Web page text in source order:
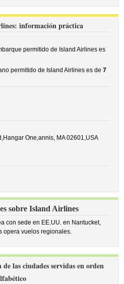
información práctica
permitido de Island Airlines es
permitido de Island Airlines es de7
One,annis, MA 02601,USA
sobre Island Airlines
con sede en EE.UU. en Nantucket,
opera vuelos regionales.
las ciudades servidas en orden